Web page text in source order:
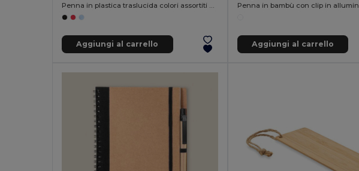
Aggiungi al carrello Aggiungi al carrello